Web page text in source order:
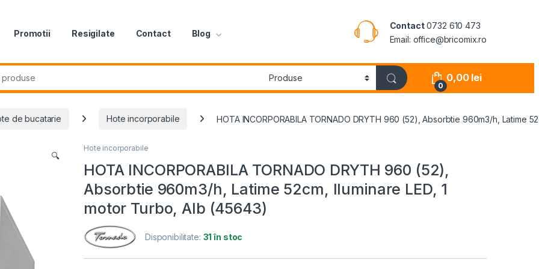
Promotii Resigilate Contact Blog
Contact0732 610 473
Email: office@bricomix.ro
0
0,00 lei
de bucatarie Hote incorporabile HOTA INCORPORABILA TORNADO DRYTH 960 (52), Absorbtie 960m3/h, Latime
🔍
Hote incorporabile
HOTA INCORPORABILA TORNADO DRYTH 960 (52),
Absorbtie 960m3/h, Latime 52cm, Iluminare LED, 1
motor Turbo, Alb (45643)
Disponibilitate: 31 în stoc